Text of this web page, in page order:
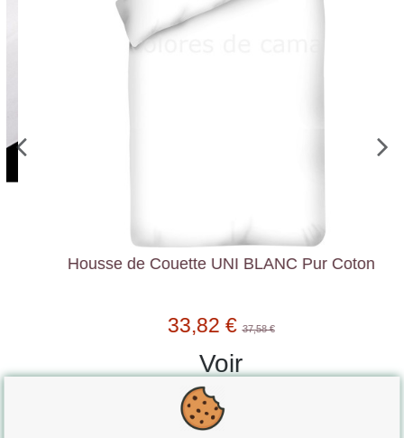
Housse de Couette UNI BLANC Pur Coton
33,82 € 37,58 €
Voir